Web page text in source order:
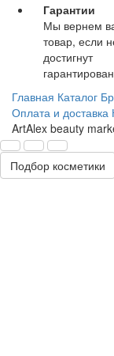
Гарантии
Мы вернем
товар, если
достигнут
Главная Каталог
Оплата и доставка
ArtAlex beauty
Подбор косметики